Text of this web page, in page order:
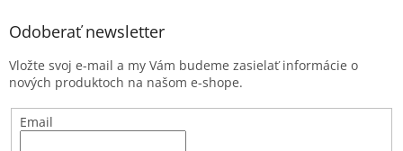
Odoberať newsletter
Vložte svoj e-mail a my Vám budeme zasielať informácie o
nových produktoch na našom e-shope.
Email